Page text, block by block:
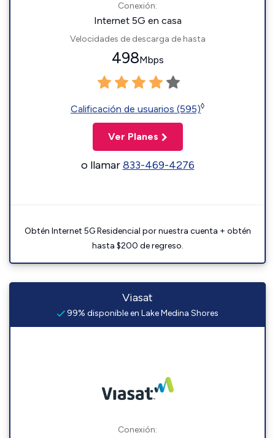
Conexión:
Internet 5G en casa
Velocidades de descarga de hasta
498Mbps
Calificación de usuarios (595)◊
Ver Planes
o llamar833-469-4276
Obtén Internet 5G Residencial por nuestra cuenta + obtén
hasta $200 de regreso.
Viasat
99% disponible en Lake Medina Shores
Conexión: